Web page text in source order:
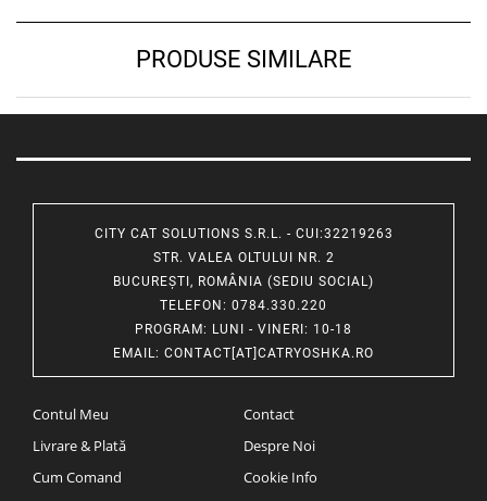
PRODUSE SIMILARE
CITY CAT SOLUTIONS S.R.L. - CUI:32219263
STR. VALEA OLTULUI NR. 2
BUCUREȘTI, ROMÂNIA (SEDIU SOCIAL)
TELEFON : 0784.330.220
PROGRAM: LUNI - VINERI: 10-18
EMAIL: CONTACT[AT]CATRYOSHKA.RO
Contul Meu
Livrare & Plată
Cum Comand
Contact
Despre Noi
Cookie Info